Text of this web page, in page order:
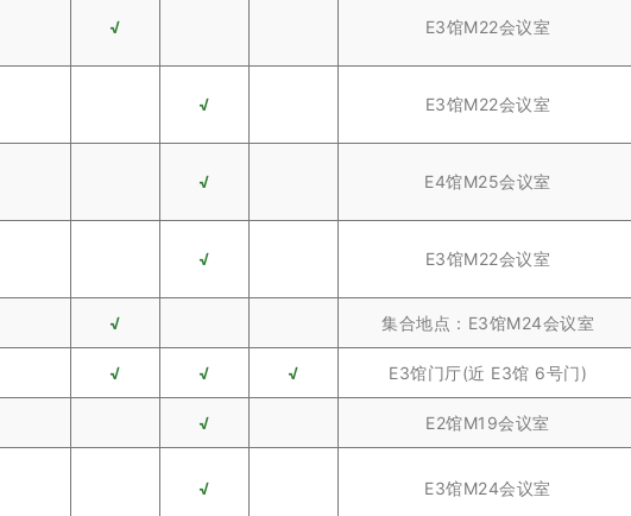
√ E3馆M22会议室
√ E3馆M22会议室
√ E4馆M25会议室
√ E3馆M22会议室
√ 集合地点：E3馆M24会议室
√ √ √ E3馆门厅(近 E3馆 6号门)
√ E2馆M19会议室
√ E3馆M24会议室